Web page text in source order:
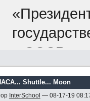
раскрыть
найдется
стран. Я
валюту по
покупаете
в СССР.
Мы рады
Shuttle... Moon
InterSchool — 08-17-19